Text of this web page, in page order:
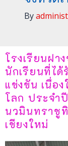
By
โรงเรียนฝ
นักเรียนที่ได้
แข่งขัน เนื่อ
โลก ประจำ
นวมินทราชู
เชียงใหม่